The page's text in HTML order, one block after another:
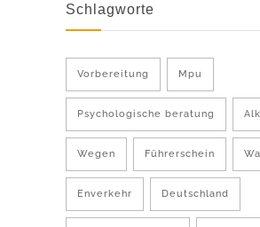
Schlagworte
Vorbereitung Mpu
Psychologische beratung
Wegen Führerschein
Enverkehr Deutschland